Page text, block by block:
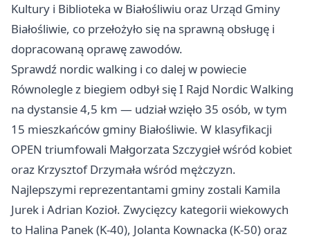
Kultury i Biblioteka w Białośliwiu oraz Urząd Gminy
Białośliwie, co przełożyło się na sprawną obsługę i
dopracowaną oprawę zawodów.
Sprawdź nordic walking i co dalej w powiecie
Równolegle z biegiem odbył się I Rajd Nordic Walking
na dystansie 4,5 km — udział wzięło 35 osób, w tym
15 mieszkańców gminy Białośliwie. W klasyfikacji
OPEN triumfowali Małgorzata Szczygieł wśród kobiet
oraz Krzysztof Drzymała wśród mężczyzn.
Najlepszymi reprezentantami gminy zostali Kamila
Jurek i Adrian Kozioł. Zwycięzcy kategorii wiekowych
to Halina Panek (K-40), Jolanta Kownacka (K-50) oraz